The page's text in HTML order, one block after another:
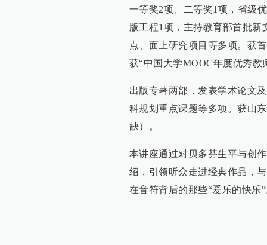
一等奖2项、二等奖1项，省级
版工程1项，主持教育部首批
点、面上研究项目等多项。获
获“中国大学MOOC年度优秀教
出版专著两部，发表学术论文
科规划重点课题等多项。获山
缺）。
本讲座通过对贝多芬生平与创
绍，引领听众走进经典作品，
在音符背后的那些“爱乐的快乐